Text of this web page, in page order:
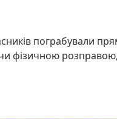
пограбували
розправою,